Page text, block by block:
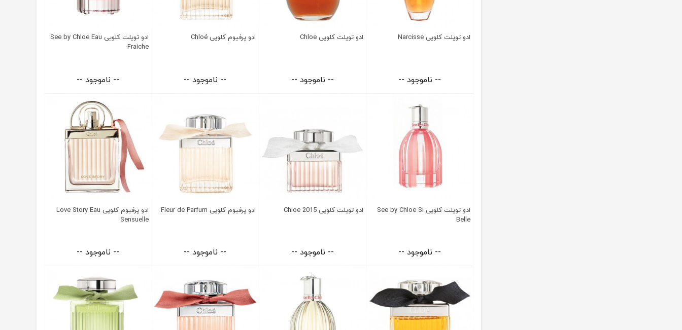
ادو تویلت کلویی Narcisse
-- ناموجود --
ادو تویلت کلویی Chloe
-- ناموجود --
ادو پرفیوم کلویی Chloé
-- ناموجود --
ادو تویلت کلویی See by Chloe Eau
Fraiche
-- ناموجود --
ادو تویلت کلویی See by Chloe Si
Belle
-- ناموجود --
ادو تویلت کلویی Chloe 2015
-- ناموجود --
ادو پرفیوم کلویی Fleur de Parfum
-- ناموجود --
ادو پرفیوم کلویی Love Story Eau
Sensuelle
-- ناموجود --